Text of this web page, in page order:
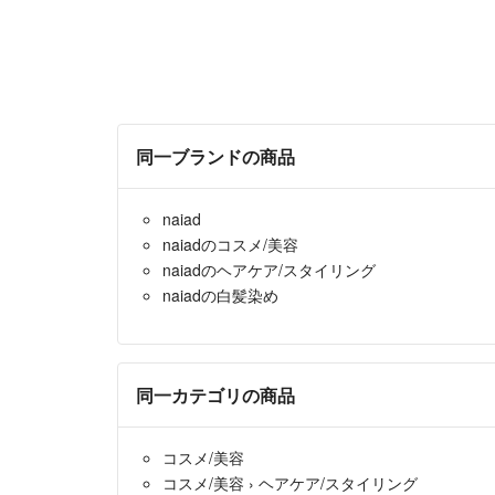
同一ブランドの商品
naiad
naiadのコスメ/美容
naiadのヘアケア/スタイリング
naiadの白髪染め
同一カテゴリの商品
コスメ/美容
コスメ/美容 › ヘアケア/スタイリング